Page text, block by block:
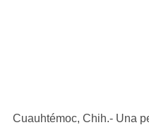
Cuauhtémoc, Chih.- Una